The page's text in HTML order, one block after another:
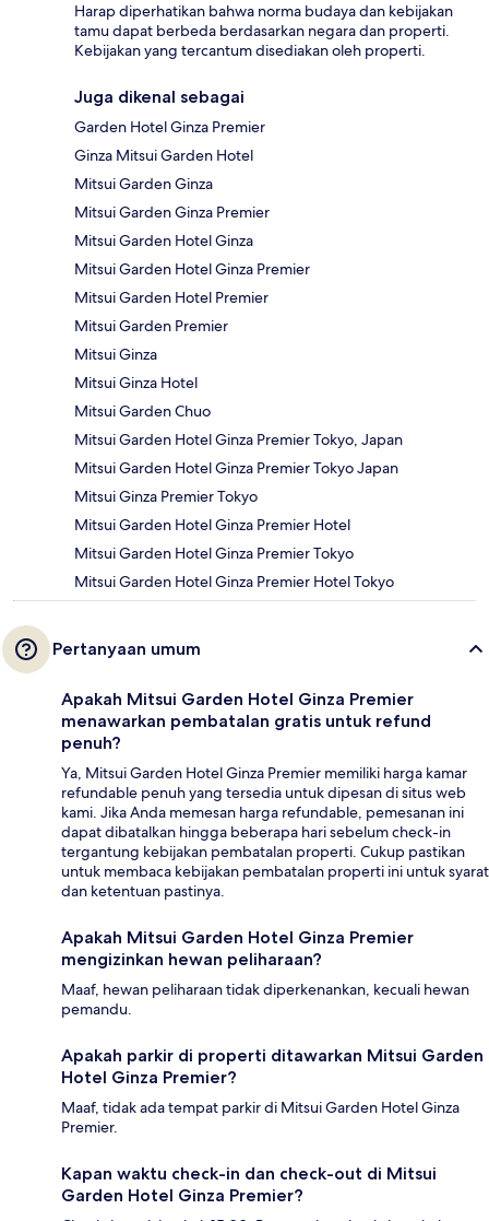
Harap diperhatikan bahwa norma budaya dan kebijakan
tamu dapat berbeda berdasarkan negara dan properti.
Kebijakan yang tercantum disediakan oleh properti.
Juga dikenal sebagai
Garden Hotel Ginza Premier
Ginza Mitsui Garden Hotel
Mitsui Garden Ginza
Mitsui Garden Ginza Premier
Mitsui Garden Hotel Ginza
Mitsui Garden Hotel Ginza Premier
Mitsui Garden Hotel Premier
Mitsui Garden Premier
Mitsui Ginza
Mitsui Ginza Hotel
Mitsui Garden Chuo
Mitsui Garden Hotel Ginza Premier Tokyo, Japan
Mitsui Garden Hotel Ginza Premier Tokyo Japan
Mitsui Ginza Premier Tokyo
Mitsui Garden Hotel Ginza Premier Hotel
Mitsui Garden Hotel Ginza Premier Tokyo
Mitsui Garden Hotel Ginza Premier Hotel Tokyo
Pertanyaan umum
Apakah Mitsui Garden Hotel Ginza Premier
menawarkan pembatalan gratis untuk refund
penuh?
Ya, Mitsui Garden Hotel Ginza Premier memiliki harga kamar
refundable penuh yang tersedia untuk dipesan di situs web
kami. Jika Anda memesan harga refundable, pemesanan ini
dapat dibatalkan hingga beberapa hari sebelum check-in
tergantung kebijakan pembatalan properti. Cukup pastikan
untuk membaca kebijakan pembatalan properti ini untuk syarat
dan ketentuan pastinya.
Apakah Mitsui Garden Hotel Ginza Premier
mengizinkan hewan peliharaan?
Maaf, hewan peliharaan tidak diperkenankan, kecuali hewan
pemandu.
Apakah parkir di properti ditawarkan Mitsui Garden
Hotel Ginza Premier?
Maaf, tidak ada tempat parkir di Mitsui Garden Hotel Ginza
Premier.
Kapan waktu check-in dan check-out di Mitsui
Garden Hotel Ginza Premier?